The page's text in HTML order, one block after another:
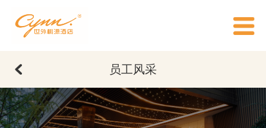
员工风采